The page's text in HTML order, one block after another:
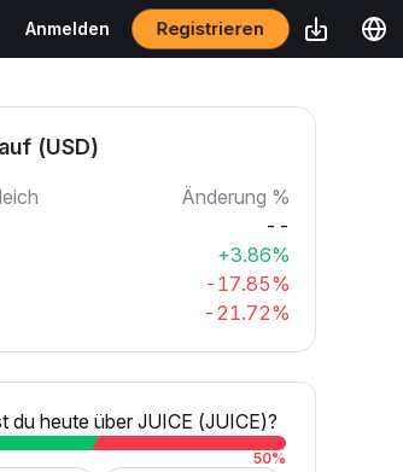
Anmelden Registrieren
(USD)
Änderung %
--
+3.86%
-17.85%
-21.72%
du heute über JUICE (JUICE)?
50%